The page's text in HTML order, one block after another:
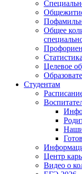
Общее
Целевое
Студентам
Центр
Видео о